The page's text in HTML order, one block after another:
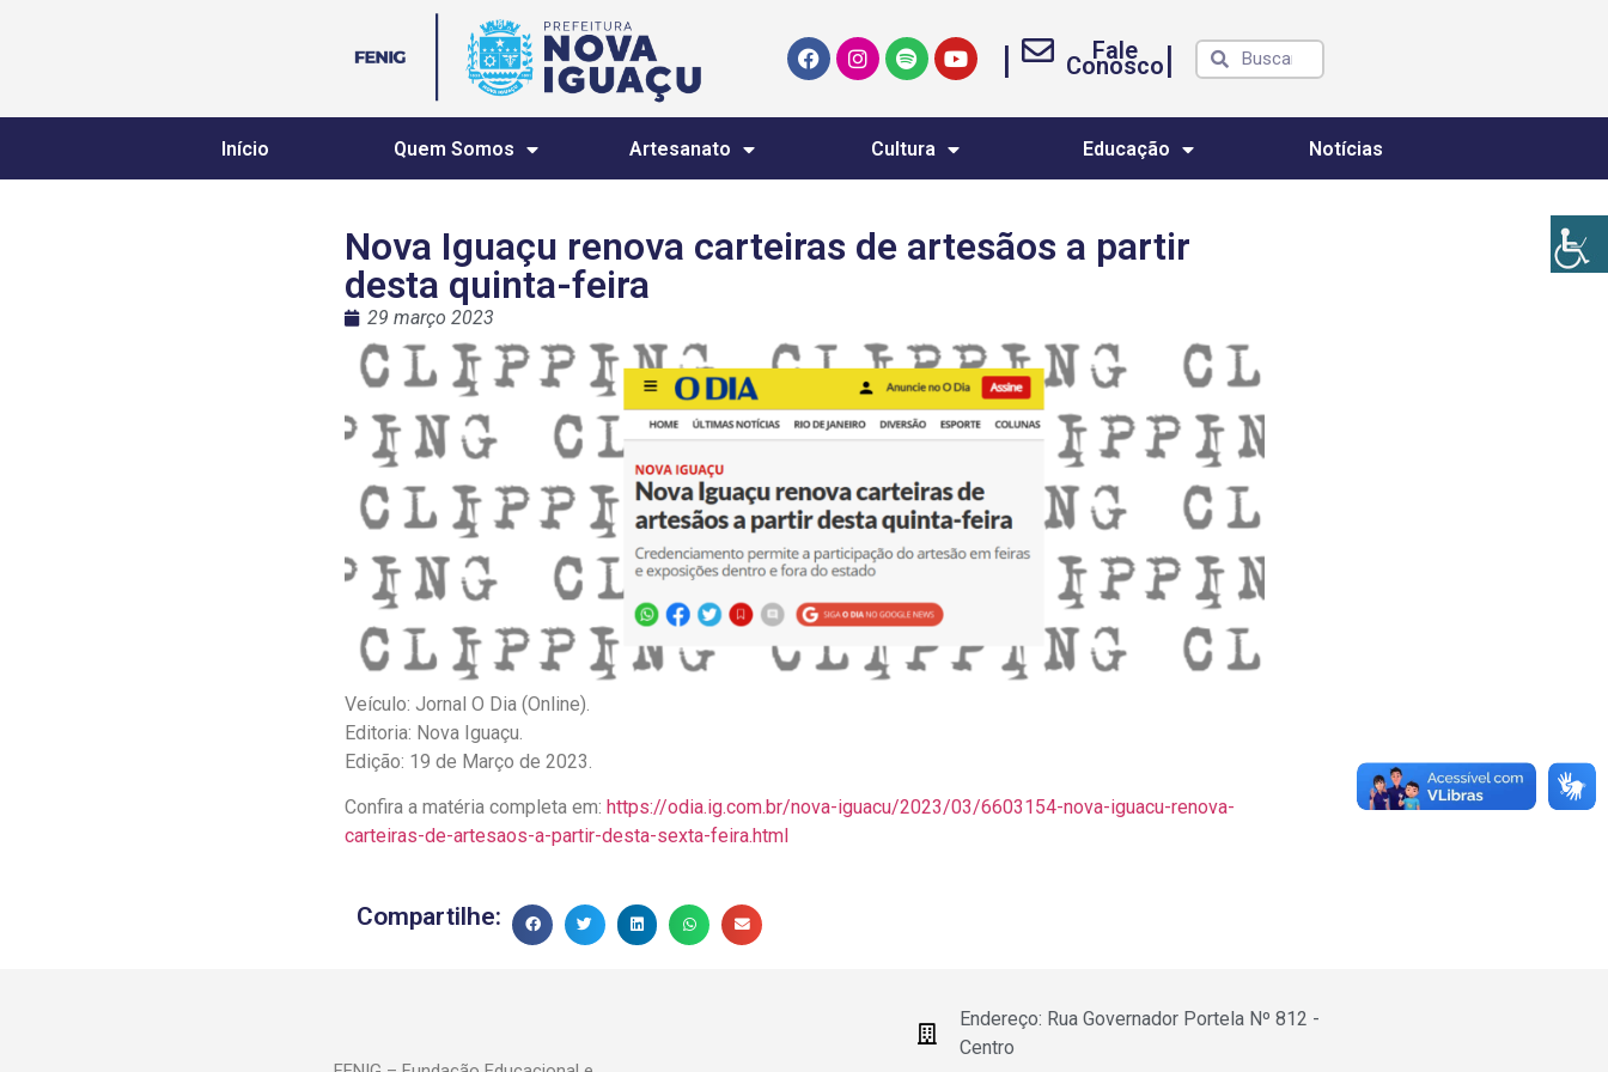
| Fale
Conosco|
Início Quem Somos Artesanato Cultura Educação Notícias
Nova Iguaçu renova carteiras de artesãos a partir
desta quinta-feira
29 março 2023
Veículo: Jornal O Dia (Online).
Editoria: Nova Iguaçu.
Edição: 19 de Março de 2023.
Confira a matéria completa em: https://odia.ig.com.br/nova-iguacu/2023/03/6603154-nova-iguacu-renova-
carteiras-de-artesaos-a-partir-desta-sexta-feira.html
Compartilhe:
Endereço: Rua Governador Portela Nº 812 -
Centro